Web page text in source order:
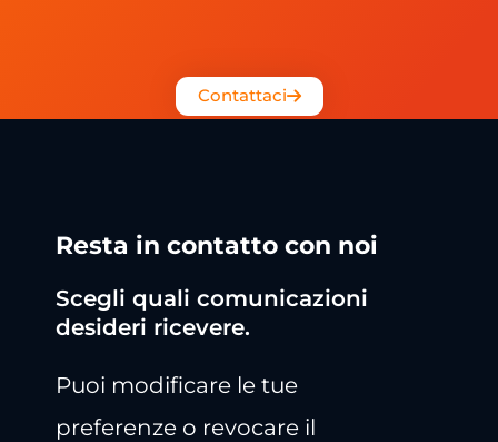
Contattaci
Resta in contatto con noi
Scegli quali comunicazioni
desideri ricevere.
Puoi modificare le tue
preferenze o revocare il